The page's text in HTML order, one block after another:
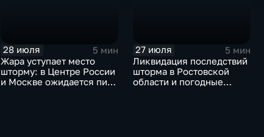
28 июля
5 мин
Жара уступает место
шторму: в Центре России
и Москве ожидается пик
27 июля
5 мин
Ликвидация последствий
шторма в Ростовской
области и погодные